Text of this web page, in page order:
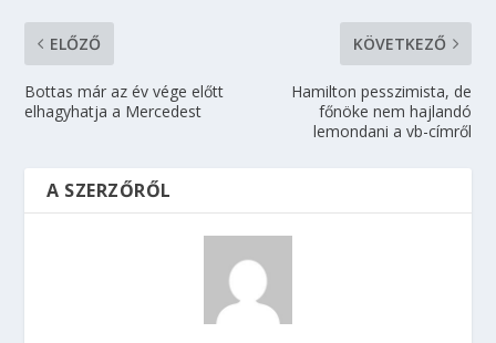
ELŐZŐ
Bottas már az év vége előtt
elhagyhatja a Mercedest
KÖVETKEZŐ
Hamilton pesszimista, de
főnöke nem hajlandó
lemondani a vb-címről
A SZERZŐRŐL